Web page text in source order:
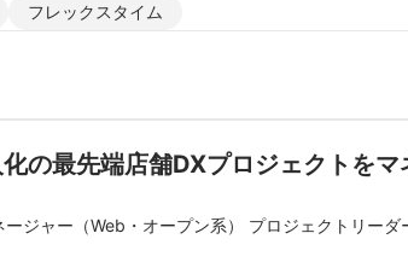
フレックスタイム
の最先端店舗DXプロジェクトを
ジャー（Web・オープン系） プロジェクトリーダ